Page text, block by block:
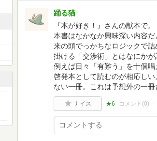
踊る猫
『本が好き！』さんの献本で
本書はなかなか興味深い内容
来の頭でっかちなロジックで
掛ける「交渉術」とはなにか
例えば日々「有難う」を十個
啓発本として読むのが相応し
ない一冊。これは予想外の一冊
ナイス ★6 コメント(0)